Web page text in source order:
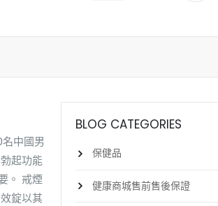
中國男
起功能
。 戒煙
錠以其
BLOG CATEGORIES
保健品
健康商城售前售後保證